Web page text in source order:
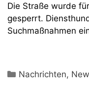
Die Straße wurde
gesperrt.
Suchmaßnahmen
Kategorien
Nachrichten,